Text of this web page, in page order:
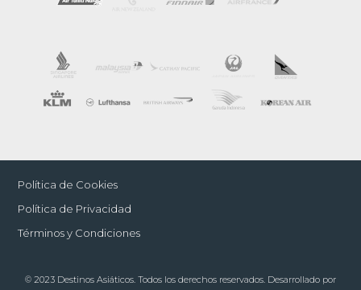
Política de Cookies
Política de Privacidad
Términos y Condiciones
© 2023 Destinos Asiáticos. Todos los derechos reservados. Desarrollado por